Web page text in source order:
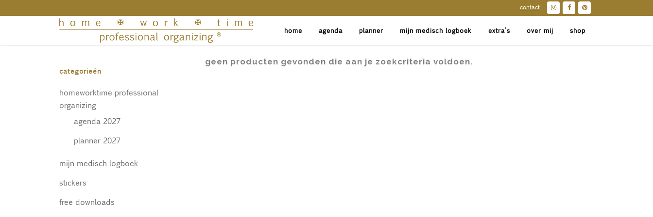
contact
home agenda planner mijn medisch logboek extra’s over mij shop
categorieën
homeworktime professional
organizing
agenda 2027
planner 2027
mijn medisch logboek
stickers
free downloads
geen producten gevonden die aan je zoekcriteria voldoen.